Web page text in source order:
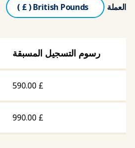
العملة
رسوم التسجيل المسبقة
£
590.00
£
990.00